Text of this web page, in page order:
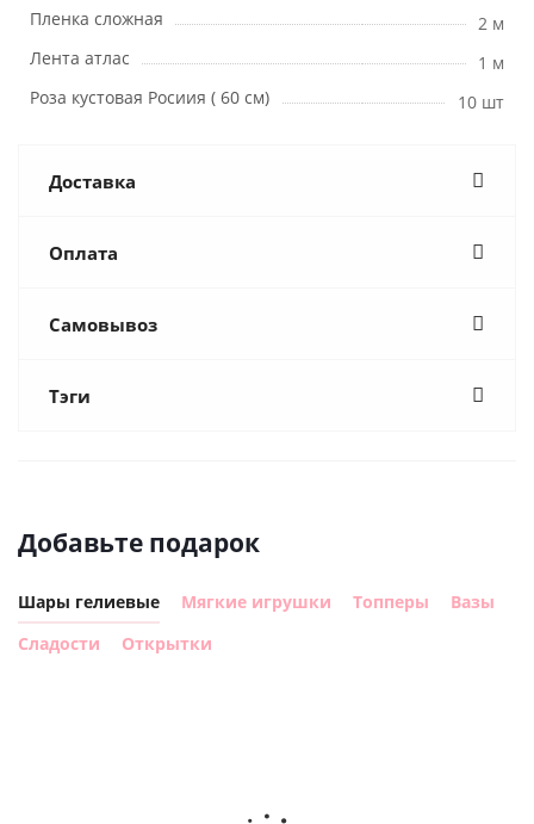
Пленка сложная
2 м
Лента атлас
1 м
Роза кустовая Росиия ( 60 см)
10 шт
Доставка
Оплата
Самовывоз
Тэги
Добавьте подарок
Шары гелиевые Мягкие игрушки Топперы
Вазы
Сладости
Открытки